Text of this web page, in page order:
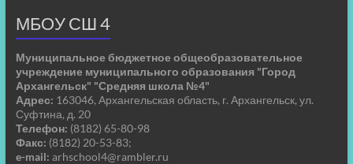
МБОУ СШ 4
Муниципальное бюджетное общеобразовательное
учреждение муниципального образования "Город
Архангельск" "Средняя школа №4"
Адрес: 163046, Архангельская область, г. Архангельск, ул.
Суфтина, д. 20
Телефон: (8182) 65-80-98
Факс: (8182) 20-53-83;
e-mail: arhschool4@rambler.ru